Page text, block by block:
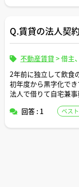
Q.賃貸の法人契
不動産賃貸 >借主
2年前に独立して飲食
初年度から黒字化で
法人で借りて自宅兼
回答 : 1 ベス